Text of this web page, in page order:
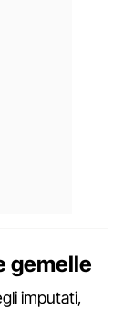
gemelle
imputati,